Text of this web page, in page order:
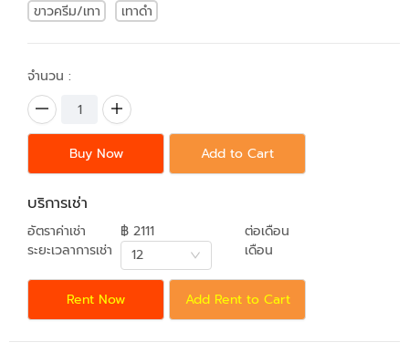
ขาวครีม/เทา
เทาดำ
จำนวน :
Buy Now Add to Cart
บริการเช่า
อัตราค่าเช่า ฿ 2111
ต่อเดือน
ระยะเวลาการเช่า
12 เดือน
Rent Now Add Rent to Cart